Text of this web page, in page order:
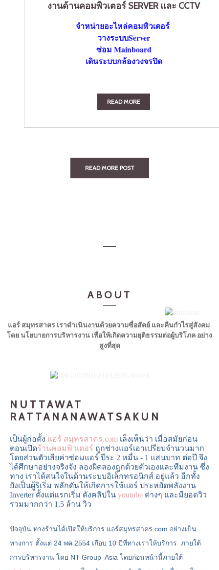
งานด้านคอมพิวเตอร์ SERVER และ CCTV
จำหน่ายอะไหล่คอมพิวเตอร์
วางระบบServer
ซ่อม Mainboard
เดินระบบกล้องวงจรปิด
READ MORE
READ MORE POST
ABOUT
แอร์ สมุทรสาคร เราดำเนินงานด้วยความซื่อสัตย์ และคืนกำไรสู่สังคม
โดย นโยบายการบริหารงาน เพื่อให้เกิดความยุติธรรมต่อผู้บริโภค อย่าง
สูงที่สุด
NUTTAWAT
RATTANANAWATSAKUN
เป็นผู้ก่อตั้ง แอร์ สมุทรสาคร.com
เล็งเห็นว่า เมื่อสมัยก่อน
ตอนเปิดร้านคอมพิวเตอร์ถูกช่างแอร์เอาเปรียบจำนวนมาก
โดยส่วนตัวเสียค่าซ่อมแอร์ ปีระ 2 หมื่น - 1 แสนบาท ต่อปี จึง
ได้ศึกษาอย่างจริงจัง ลองผิดลองถูกด้วยตัวเองและทีมงาน ซึ่ง
ทาง เราได้สนใจในด้านระบบอิเล็กทรอนิกส์ อยู่แล้ว อีกทั้ง
ยังเป็นผู้ริเริ่ม พลักดันให้เกิดการใช้แอร์ ประหยัดพลังงาน
Inverter ตั้งแต่แรกเริ่ม ดังคลิปในyoutubeต่างๆ และมียอดวิว
รวมมากกว่า 1.5 ล้าน วิว
ทางการ ตั้งแต่ 24 พค 2554 เกือบ 10 ปีที่ทางเราให้บริการ ภายใต้
การบริหารงาน โดย NT Group Asia โดยก่อนหน้านี้ภายใต้
ntair.ntgroup-asia.com โดยทำงานและดำเนินการต่อเนื่องมาโดย